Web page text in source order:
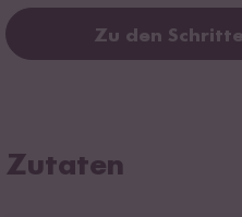
Zu den
Zutaten